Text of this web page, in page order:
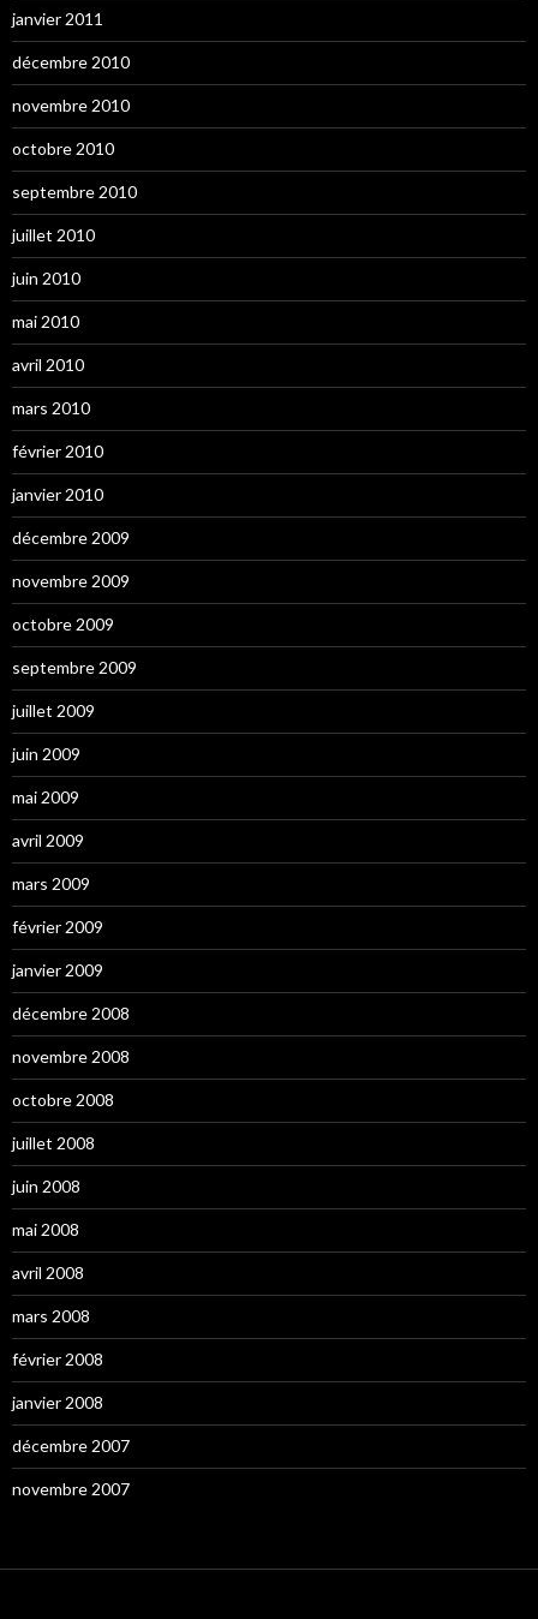
janvier 2011
décembre 2010
novembre 2010
octobre 2010
septembre 2010
juillet 2010
juin 2010
mai 2010
avril 2010
mars 2010
février 2010
janvier 2010
décembre 2009
novembre 2009
octobre 2009
septembre 2009
juillet 2009
juin 2009
mai 2009
avril 2009
mars 2009
février 2009
janvier 2009
décembre 2008
novembre 2008
octobre 2008
juillet 2008
juin 2008
mai 2008
avril 2008
mars 2008
février 2008
janvier 2008
décembre 2007
novembre 2007